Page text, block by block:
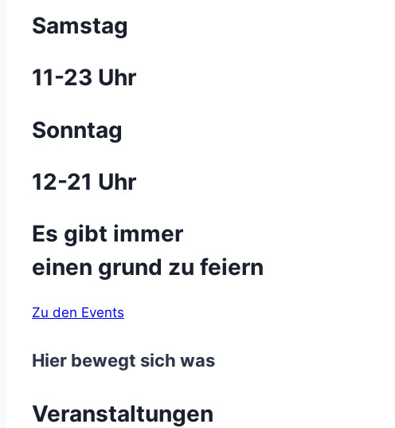
Samstag
11-23 Uhr
Sonntag
12-21 Uhr
Es gibt immer
einen grund zu feiern
Zu den Events
Hier bewegt sich was
Veranstaltungen